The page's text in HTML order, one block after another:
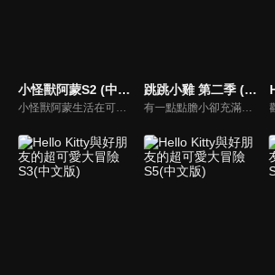
小怪獸阿蒙S2 (中文版)
小怪獸阿蒙生活在可愛的絨毛鎮上，他每天都會面對一些有趣的挑戰。幸運地是他是你見過最有愛心的小怪獸，並且在他的朋友們的幫助下，他會從中找到正確的事去做(即使他還不知道那是什麼)，學會跟隨他自己的內心。
跳跳小雞 第二季 (中文版)
有一點點膽小卻充滿好奇心的"帶骨雞"，和總是用小跳步靠過來的舞蹈老師"小跳步青蛙老師"，以及其他具有獨特個性的夥伴們跳舞大活耀！在家裡和各種地方以「身體動了，心也舞動了起來♪」為主題。